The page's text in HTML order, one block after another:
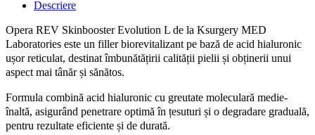
ml,
Opera
REV
Evolution
L
-
și
hidratare
profundă
Descriere
Opera REV Skinbooster Evolution L de la Ksurgery MED
Laboratories este un filler biorevitalizant pe bază de acid hialuronic
ușor reticulat, destinat îmbunătățirii calității pielii și obținerii unui
aspect mai tânăr și sănătos.
Formula combină acid hialuronic cu greutate moleculară medie-
înaltă, asigurând penetrare optimă în țesuturi și o degradare graduală,
pentru rezultate eficiente și de durată.